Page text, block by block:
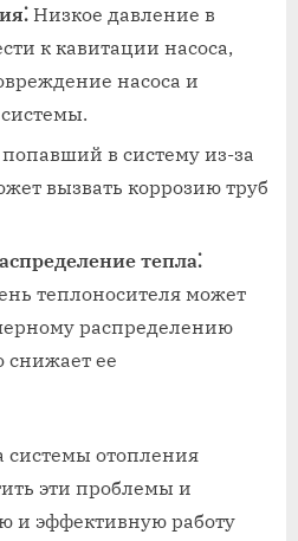
Низкое давление в
к кавитации насоса,
насоса и
в систему из-за
вызвать коррозию труб
тепла⁚
теплоносителя может
распределению
снижает ее
системы отопления
эти проблемы и
и эффективную работу